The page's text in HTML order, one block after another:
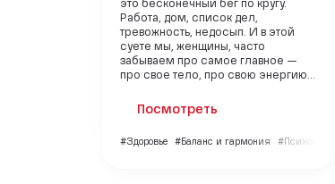
это бесконечный бег по кругу.
Работа, дом, список дел,
тревожность, недосып. И в этой
суете мы, женщины, часто
забываем про самое главное —
про свое тело, про свою энергию...
Посмотреть
#Здоровье #Баланс и гармония #Психология